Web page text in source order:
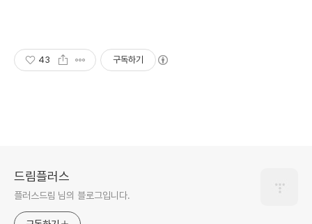
43 구독하기
드림플러스
플러스드림 님의 블로그입니다.